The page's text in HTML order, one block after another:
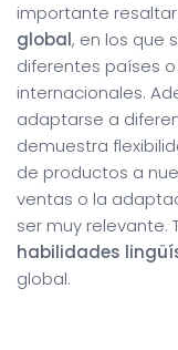
importante
global, en los que
diferentes países
internacionales.
adaptarse a
demuestra
de productos a
ventas o la
ser muy relevante.
habilidades
global.